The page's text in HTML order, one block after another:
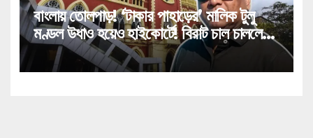
বাংলায় তোলপাড়! ‘টাকার পাহাড়ের’ মালিক টুলু
মণ্ডল উধাও হয়েও হাইকোর্টে! বিরাট চাল চাললেন
‘পাথর সম্রাট’!